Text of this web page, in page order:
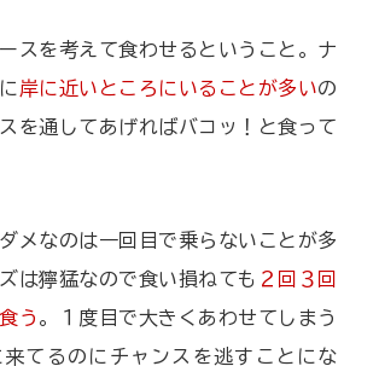
スを考えて食わせるということ。ナ
岸に近いところにいることが多いの
を通してあげればバコッ！と食って
メなのは一回目で乗らないことが多
は獰猛なので食い損ねても ２回３回
う 。１度目で大きくあわせてしまう
来てるのにチャンスを逃すことにな